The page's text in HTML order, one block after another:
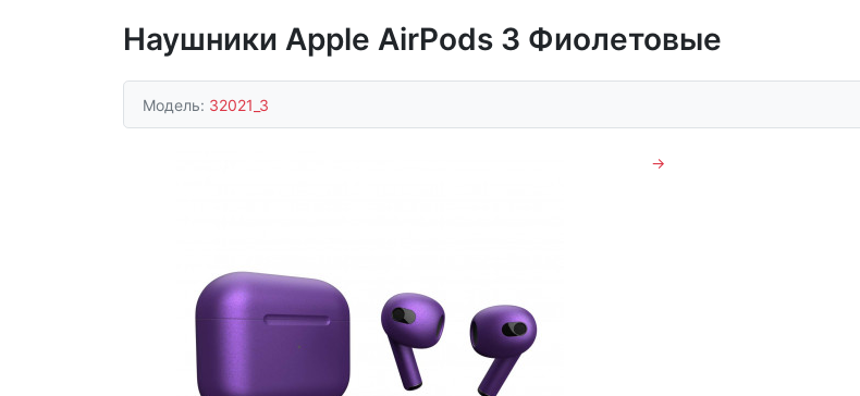
Наушники Apple AirPods 3 Фиолетовые
Модель: 32021_3
→